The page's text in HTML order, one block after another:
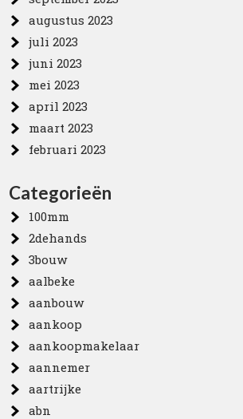
augustus 2023
juli 2023
juni 2023
mei 2023
april 2023
maart 2023
februari 2023
Categorieën
100mm
2dehands
3bouw
aalbeke
aanbouw
aankoop
aankoopmakelaar
aannemer
aartrijke
abn